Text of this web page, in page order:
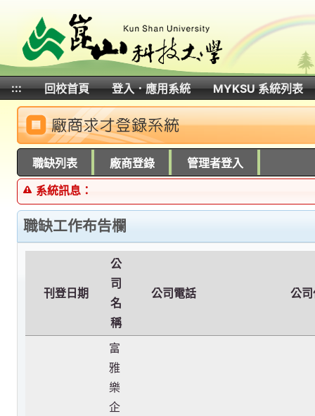
::: 回校首頁 登入．應用系統
MYKSU 系統列表
職缺列表 廠商登錄 管理者登入
系統訊息：
職缺工作布告欄
刊登日期
公
司
名
稱
公司電話 公
富
雅
樂
企